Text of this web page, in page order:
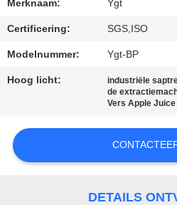
CONTACTEER
ONS
NIEUWS
GEVALLEN
Merknaam: Ygt
Certificering: SGS,ISO
Modelnummer: Ygt-BP
Hoog licht: industriële
de
Vers Apple
DETAILS